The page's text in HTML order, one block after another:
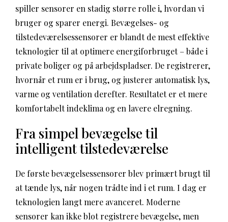
spiller sensorer en stadig større rolle i, hvordan vi
bruger og sparer energi. Bevægelses- og
tilstedeværelsessensorer er blandt de mest effektive
teknologier til at optimere energiforbruget – både i
private boliger og på arbejdspladser. De registrerer,
hvornår et rum er i brug, og justerer automatisk lys,
varme og ventilation derefter. Resultatet er et mere
komfortabelt indeklima og en lavere elregning.
Fra simpel bevægelse til
intelligent tilstedeværelse
De første bevægelsessensorer blev primært brugt til
at tænde lys, når nogen trådte ind i et rum. I dag er
teknologien langt mere avanceret. Moderne
sensorer kan ikke blot registrere bevægelse, men